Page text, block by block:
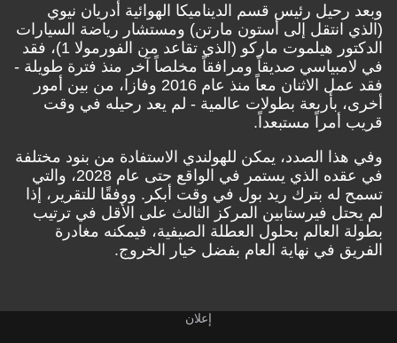
وبعد رحيل رئيس قسم الديناميكا الهوائية أدريان نيوي
(الذي انتقل إلى أستون مارتن) ومستشار رياضة السيارات
الدكتور هيلموت ماركو (الذي تقاعد من الفورمولا 1)، فقد
في لامبياسي صديقاً ومرافقاً مخلصاً آخر منذ فترة طويلة -
فقد عمل الاثنان معاً منذ عام 2016 وفازا، من بين أمور
أخرى، بأربعة بطولات عالمية - لم يعد رحيله في وقت
قريب أمراً مستبعداً.
وفي هذا الصدد، يمكن للهولندي الاستفادة من بنود مختلفة
في عقده الذي يستمر في الواقع حتى عام 2028، والتي
تسمح له بترك ريد بول في وقت أبكر. ووفقًا للتقرير، إذا
لم يحتل فيرستابين المركز الثالث على الأقل في ترتيب
بطولة العالم بحلول العطلة الصيفية، فيمكنه مغادرة
الفريق في نهاية العام بفضل خيار الخروج.
إعلان